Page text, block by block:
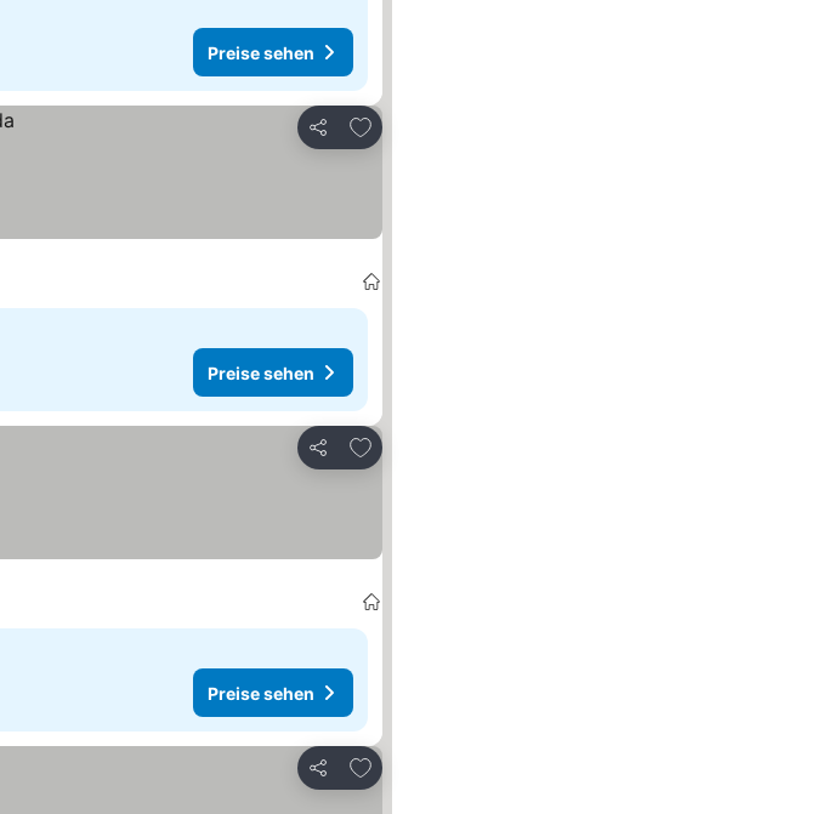
Preise sehen
Teilen
Zu Favoriten hinzufügen
Preise sehen
Teilen
Zu Favoriten hinzufügen
Preise sehen
Teilen
Zu Favoriten hinzufügen